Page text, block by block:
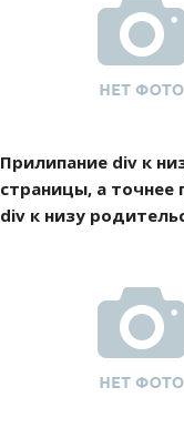
Прилипание div к
страницы, а точнее
div к низу